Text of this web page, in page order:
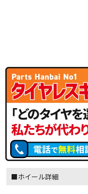
■ホイール詳細